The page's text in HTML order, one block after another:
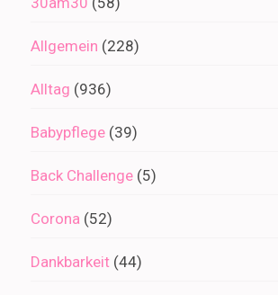
Allgemein (228)
Alltag (936)
Babypflege (39)
Back Challenge (5)
Corona (52)
Dankbarkeit (44)